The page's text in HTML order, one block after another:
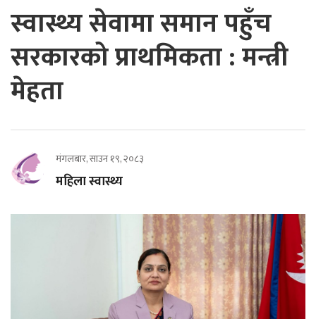
स्वास्थ्य सेवामा समान पहुँच
सरकारको प्राथमिकता : मन्त्री
मेहता
मंगलबार, साउन १९, २०८३
महिला स्वास्थ्य